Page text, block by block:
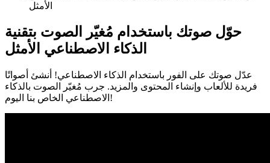
الأمثل
حوّل صوتك باستخدام مُغيّر الصوت بتقنية
الذكاء الاصطناعي الأمثل
عدّل صوتك على الفور باستخدام الذكاء الاصطناعي! أنشئ أصواتًا
فريدة للألعاب وإنشاء المحتوى والمزيد. جرب مُغيّر الصوت بالذكاء
الاصطناعي الخاص بنا اليوم!